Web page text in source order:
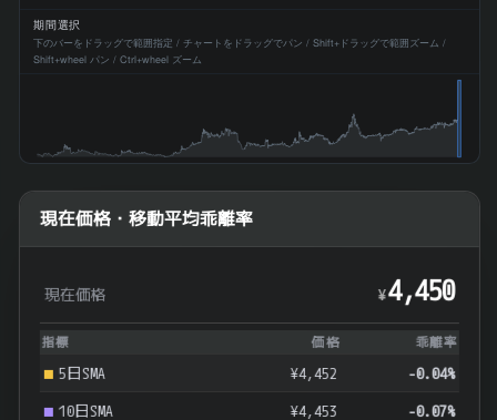
期間選択
下のバーをドラッグで範囲指定 / チャートをドラッグでパン / Shift+ドラッグで範囲ズーム /
Shift+wheel パン / Ctrl+wheel ズーム
現在価格・移動平均乖離率
現在価格 ¥4,450
指標 価格 乖離率
5日SMA ¥4,452 -0.04%
10日SMA ¥4,453 -0.07%